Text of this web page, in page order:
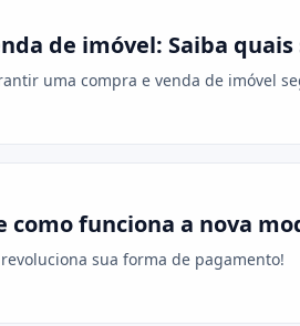
de imóvel: Saiba quais
uma compra e venda de imóvel
como funciona a nova
sua forma de pagamento!